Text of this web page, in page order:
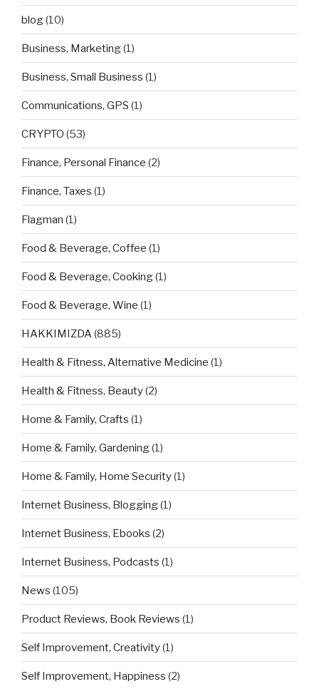
blog(10)
Business, Marketing(1)
Business, Small Business (1)
Communications, GPS (1)
CRYPTO (53)
Finance, Personal Finance (2)
Finance, Taxes (1)
Flagman (1)
Food & Beverage, Coffee (1)
Food & Beverage, Cooking(1)
Food & Beverage, Wine (1)
HAKKIMIZDA(885)
Health & Fitness, Alternative Medicine (1)
Health & Fitness, Beauty(2)
Home & Family, Crafts (1)
Home & Family, Gardening(1)
Home & Family, Home Security(1)
Internet Business, Blogging(1)
Internet Business, Ebooks (2)
Internet Business, Podcasts (1)
News (105)
Product Reviews, Book Reviews (1)
Self Improvement, Creativity(1)
Self Improvement, Happiness (2)